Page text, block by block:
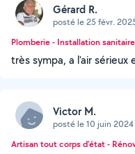
Gérard R.
posté le 25 févr.
Plomberie - Installation sanitaire
très sympa, a l'air sérieux
Victor M.
posté le 10 juin 2024
Artisan tout corps d'état -